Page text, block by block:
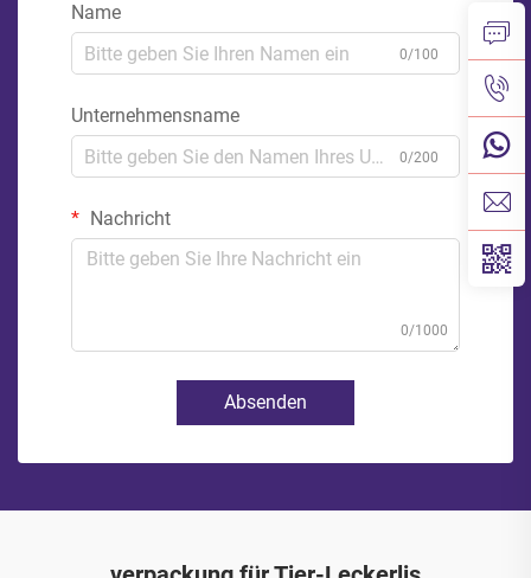
Name
0/100
Unternehmensname
0/200
Nachricht
0/1000
Absenden